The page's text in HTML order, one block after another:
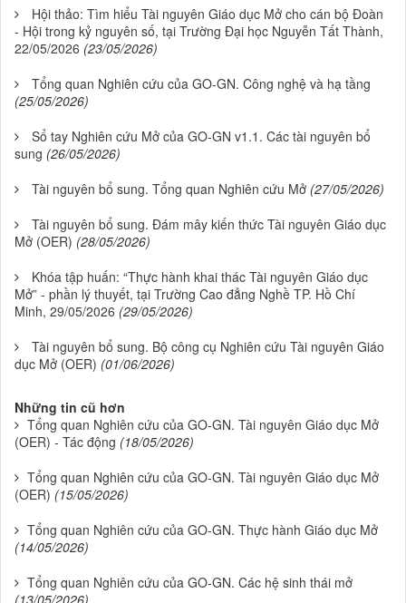
Hội thảo: Tìm hiểu Tài nguyên Giáo dục Mở cho cán bộ Đoàn
- Hội trong kỷ nguyên số, tại Trường Đại học Nguyễn Tất Thành,
22/05/2026 (23/05/2026)
Tổng quan Nghiên cứu của GO-GN. Công nghệ và hạ tầng
(25/05/2026)
Sổ tay Nghiên cứu Mở của GO-GN v1.1. Các tài nguyên bổ
sung (26/05/2026)
Tài nguyên bổ sung. Tổng quan Nghiên cứu Mở (27/05/2026)
Tài nguyên bổ sung. Đám mây kiến thức Tài nguyên Giáo dục
Mở (OER) (28/05/2026)
Khóa tập huấn: “Thực hành khai thác Tài nguyên Giáo dục
Mở” - phần lý thuyết, tại Trường Cao đẳng Nghề TP. Hồ Chí
Minh, 29/05/2026 (29/05/2026)
Tài nguyên bổ sung. Bộ công cụ Nghiên cứu Tài nguyên Giáo
dục Mở (OER) (01/06/2026)
Những tin cũ hơn
Tổng quan Nghiên cứu của GO-GN. Tài nguyên Giáo dục Mở
(OER) - Tác động (18/05/2026)
Tổng quan Nghiên cứu của GO-GN. Tài nguyên Giáo dục Mở
(OER) (15/05/2026)
Tổng quan Nghiên cứu của GO-GN. Thực hành Giáo dục Mở
(14/05/2026)
Tổng quan Nghiên cứu của GO-GN. Các hệ sinh thái mở